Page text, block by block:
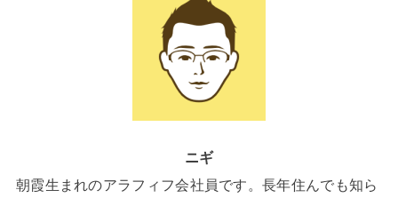
ニギ
朝霞生まれのアラフィフ会社員です。長年住んでも知ら